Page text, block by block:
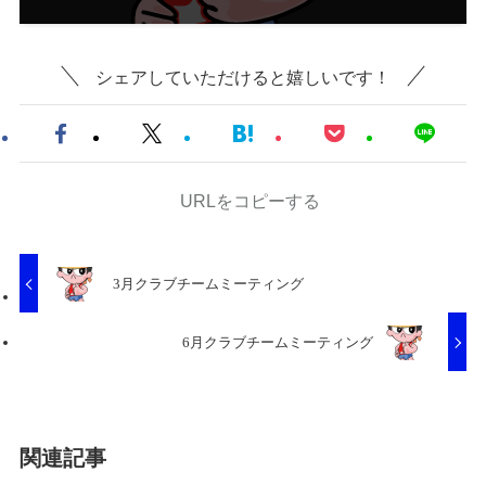
シェアしていただけると嬉しいです！
URLをコピーする
3月クラブチームミーティング
6月クラブチームミーティング
関連記事